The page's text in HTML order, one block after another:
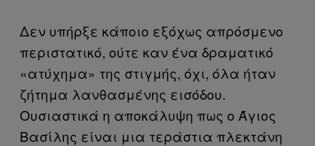
Δεν υπήρξε κάποιο εξόχως απρόσμενο
περιστατικό, ούτε καν ένα δραματικό
«ατύχημα» της στιγμής, όχι, όλα ήταν
ζήτημα λανθασμένης εισόδου.
Ουσιαστικά η αποκάλυψη πως ο Άγιος
Βασίλης είναι μια τεράστια πλεκτάνη